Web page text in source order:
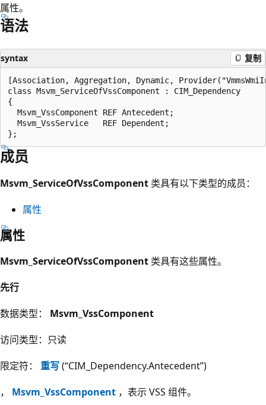
属性。
语法
syntax 复制
[Association, Aggregation, Dynamic,
class Msvm_ServiceOfVssComponent : CIM_Dependency
{
  Msvm_VssComponent REF Antecedent;
  Msvm_VssService   REF Dependent;
成员
Msvm_ServiceOfVssComponent 类具有以下类型的成员：
属性
属性
Msvm_ServiceOfVssComponent 类具有这些属性。
先行
数据类型： Msvm_VssComponent
访问类型：只读
限定符： 重写(“CIM_Dependency.Antecedent”)
， Msvm_VssComponent ，表示 VSS 组件。